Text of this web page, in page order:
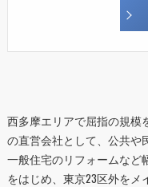
西多摩エリアで屈指の規模
の直営会社として、公共や
一般住宅のリフォームなど
をはじめ、東京23区外をメ